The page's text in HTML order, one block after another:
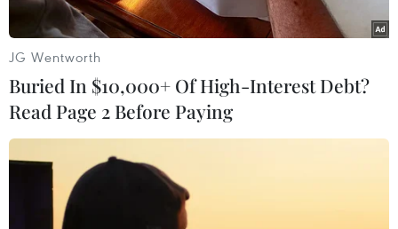
hết các bộ, ngành chấp thuận.
JG Wentworth
Buried In $10,000+ Of High-Interest Debt?
Read Page 2 Before Paying